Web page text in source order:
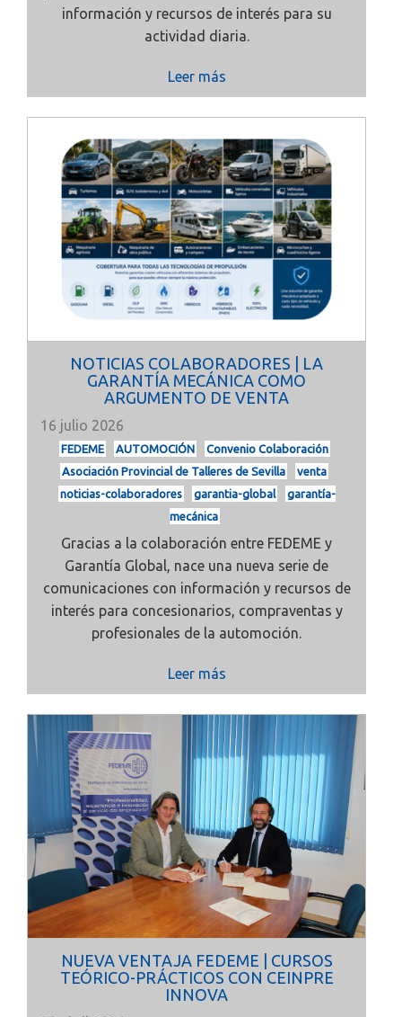
información y recursos de interés para su
actividad diaria.
Leer más
NOTICIAS COLABORADORES | LA
GARANTÍA MECÁNICA COMO
ARGUMENTO DE VENTA
16 julio 2026
FEDEME AUTOMOCIÓN
Convenio Colaboración
Asociación Provincial de Talleres de Sevilla
venta
noticias-colaboradores
garantia-global
garantía-
mecánica
Gracias a la colaboración entre FEDEME y
Garantía Global, nace una nueva serie de
comunicaciones con información y recursos de
interés para concesionarios, compraventas y
profesionales de la automoción.
Leer más
NUEVA VENTAJA FEDEME | CURSOS
TEÓRICO-PRÁCTICOS CON CEINPRE
INNOVA